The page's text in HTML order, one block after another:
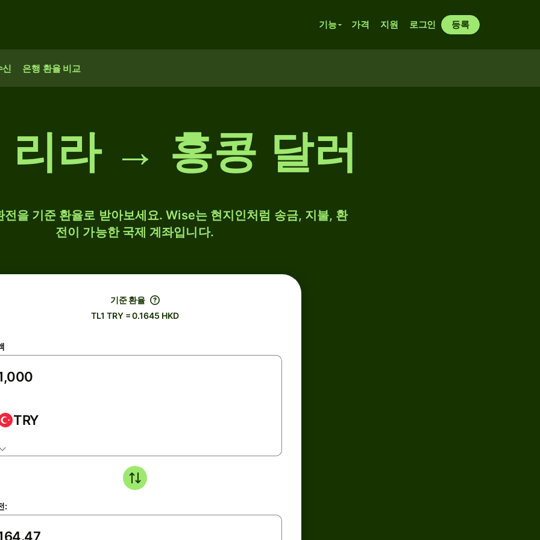
기능 가격 지원 로그인 등록
신 은행 환율 비교
리라 → 홍콩 달러
을 기준 환율로 받아보세요. Wise는 현지인처럼 송금, 지불, 환
전이 가능한 국제 계좌입니다.
기준 환율
TL1 TRY = 0.1645 HKD
TRY
: